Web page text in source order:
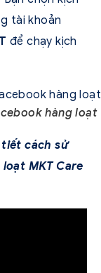
tài khoản
để chạy kịch
hàng loạt
cách sử
MKT Care